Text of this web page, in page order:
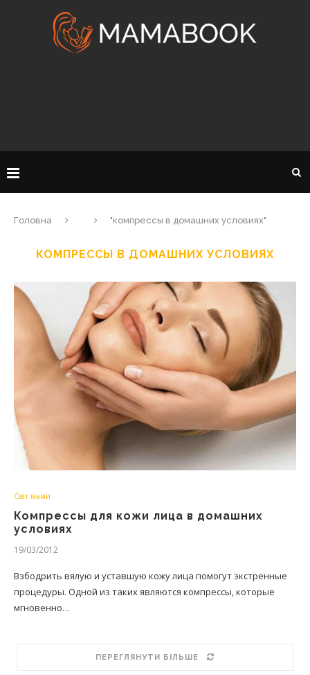
Головна "компрессы в домашних условиях"
КОМПРЕССЫ В ДОМАШНИХ УСЛОВИЯХ
Світ мами
Компрессы для кожи лица в домашних
условиях
19/03/2012
Взбодрить вялую и уставшую кожу лица помогут экстренные
процедуры. Одной из таких являются компрессы, которые
мгновенно…
ПЕРЕГЛЯНУТИ БІЛЬШЕ